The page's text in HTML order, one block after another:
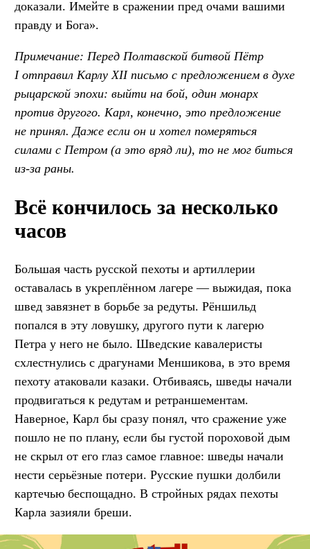
доказали. Имейте в сражении пред очами вашими
правду и Бога».
Примечание: Перед Полтавской битвой Пётр
I отправил Карлу XII письмо с предложением в духе
рыцарской эпохи: выйти на бой, один монарх
против другого. Карл, конечно, это предложение
не принял. Даже если он и хотел померяться
силами с Петром (а это вряд ли), то не мог биться
из-за раны.
Всё кончилось за несколько
часов
Большая часть русской пехоты и артиллерии
оставалась в укреплённом лагере — выжидая, пока
швед завязнет в борьбе за редуты. Рёншильд
попался в эту ловушку, другого пути к лагерю
Петра у него не было. Шведские кавалеристы
схлестнулись с драгунами Меншикова, в это время
пехоту атаковали казаки. Отбиваясь, шведы начали
продвигаться к редутам и ретраншементам.
Наверное, Карл бы сразу понял, что сражение уже
пошло не по плану, если бы густой пороховой дым
не скрыл от его глаз самое главное: шведы начали
нести серьёзные потери. Русские пушки долбили
картечью беспощадно. В стройных рядах пехоты
Карла зазияли бреши.